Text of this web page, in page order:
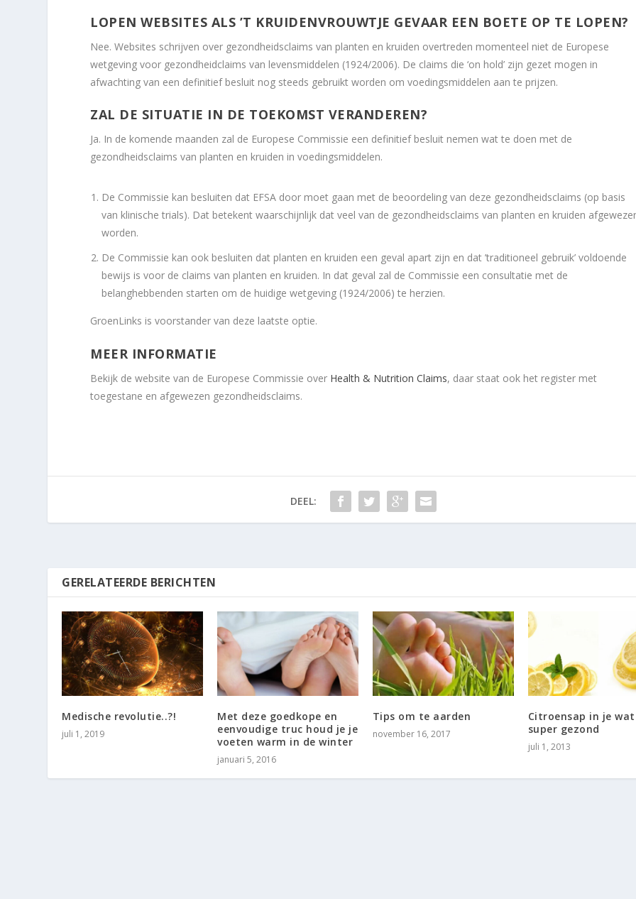
LOPEN WEBSITES ALS ’T KRUIDENVROUWTJE GEVAAR EEN BOETE OP TE LOPEN?
Nee. Websites schrijven over gezondheidsclaims van planten en kruiden overtreden momenteel niet de Europese
wetgeving voor gezondheidclaims van levensmiddelen (1924/2006). De claims die ‘on hold’ zijn gezet mogen in
afwachting van een definitief besluit nog steeds gebruikt worden om voedingsmiddelen aan te prijzen.
ZAL DE SITUATIE IN DE TOEKOMST VERANDEREN?
Ja. In de komende maanden zal de Europese Commissie een definitief besluit nemen wat te doen met de
gezondheidsclaims van planten en kruiden in voedingsmiddelen.
De Commissie kan besluiten dat EFSA door moet gaan met de beoordeling van deze gezondheidsclaims (op basis
van klinische trials). Dat betekent waarschijnlijk dat veel van de gezondheidsclaims van planten en kruiden
worden.
De Commissie kan ook besluiten dat planten en kruiden een geval apart zijn en dat ’traditioneel gebruik’ voldoende
bewijs is voor de claims van planten en kruiden. In dat geval zal de Commissie een consultatie met de
belanghebbenden starten om de huidige wetgeving (1924/2006) te herzien.
GroenLinks is voorstander van deze laatste optie.
MEER INFORMATIE
Bekijk de website van de Europese Commissie over Health & Nutrition Claims, daar staat ook het register met
toegestane en afgewezen gezondheidsclaims.
DEEL:
GERELATEERDE BERICHTEN
Medische revolutie..?!
juli 1, 2019
Met deze goedkope en
eenvoudige truc houd je je
voeten warm in de winter
januari 5, 2016
Tips om te aarden
november 16, 2017
Citroensap in je
super gezond
juli 1, 2013